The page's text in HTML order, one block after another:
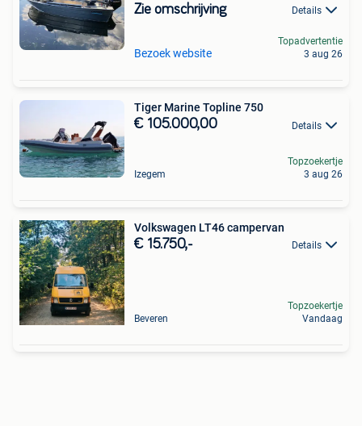
Zie omschrijving Details
Bezoek website
Topadvertentie
3 aug 26
Tiger Marine Topline 750
€ 105.000,00 Details
Izegem
Topzoekertje
3 aug 26
Volkswagen LT46 campervan
€ 15.750,- Details
Beveren
Topzoekertje
Vandaag